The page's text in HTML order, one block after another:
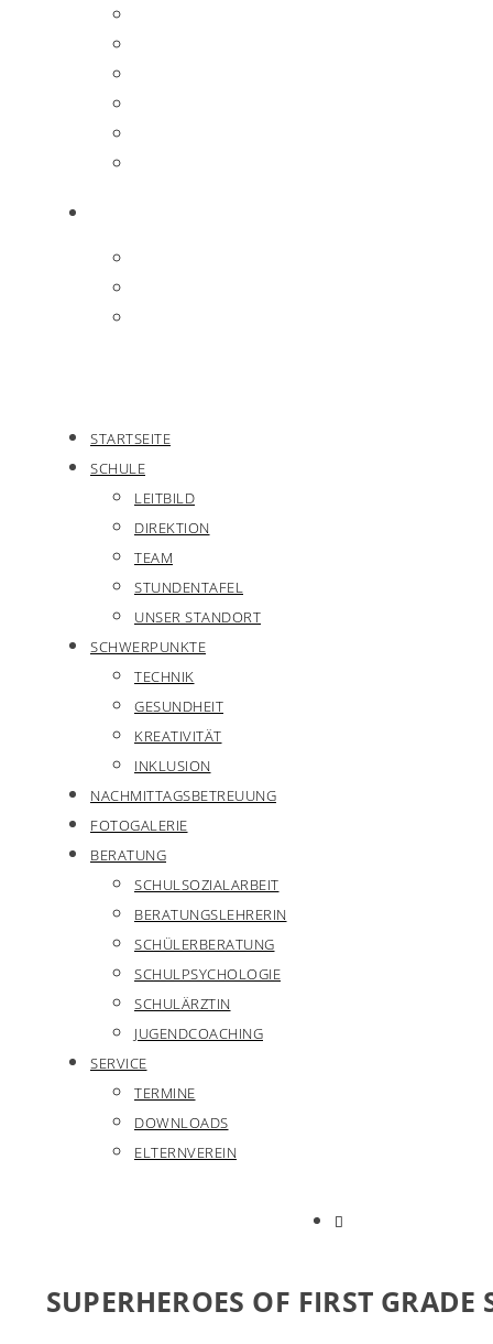
STARTSEITE
SCHULE
LEITBILD
DIREKTION
TEAM
STUNDENTAFEL
UNSER STANDORT
SCHWERPUNKTE
TECHNIK
GESUNDHEIT
KREATIVITÄT
INKLUSION
NACHMITTAGSBETREUUNG
FOTOGALERIE
BERATUNG
SCHULSOZIALARBEIT
BERATUNGSLEHRERIN
SCHÜLERBERATUNG
SCHULPSYCHOLOGIE
SCHULÄRZTIN
JUGENDCOACHING
SERVICE
TERMINE
DOWNLOADS
ELTERNVEREIN
SUPERHEROES OF FIRST GRADE